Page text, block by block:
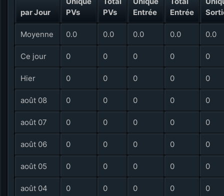
par Jour
PVs
PVs
Entrée
Entrée
Moyenne 0.0 0.0 0.0 0.0 0.0
Ce jour 0 0 0 0 0
Hier 0 0 0 0 0
août 08 0 0 0 0 0
août 07 0 0 0 0 0
août 06 0 0 0 0 0
août 05 0 0 0 0 0
août 04 0 0 0 0 0